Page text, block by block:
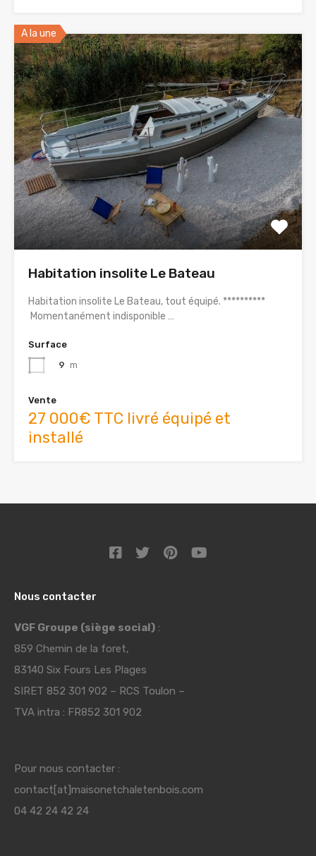
A la une
Habitation insolite Le Bateau
Habitation insolite Le Bateau, tout équipé. **********
Momentanément indisponible …
Surface
9 m
Vente
27 000€ TTC livré équipé et
installé
Nous contacter
VGF Groupe (siège social) :
859 Chemin de la foret,
83140 Six Fours Les Plages
SIRET 852 301 902 – RCS Toulon –
TVA intra : FR852 301 902
Pour nous contacter :
contact[at]maisonetchaletenbois.com
04 42 24 42 24